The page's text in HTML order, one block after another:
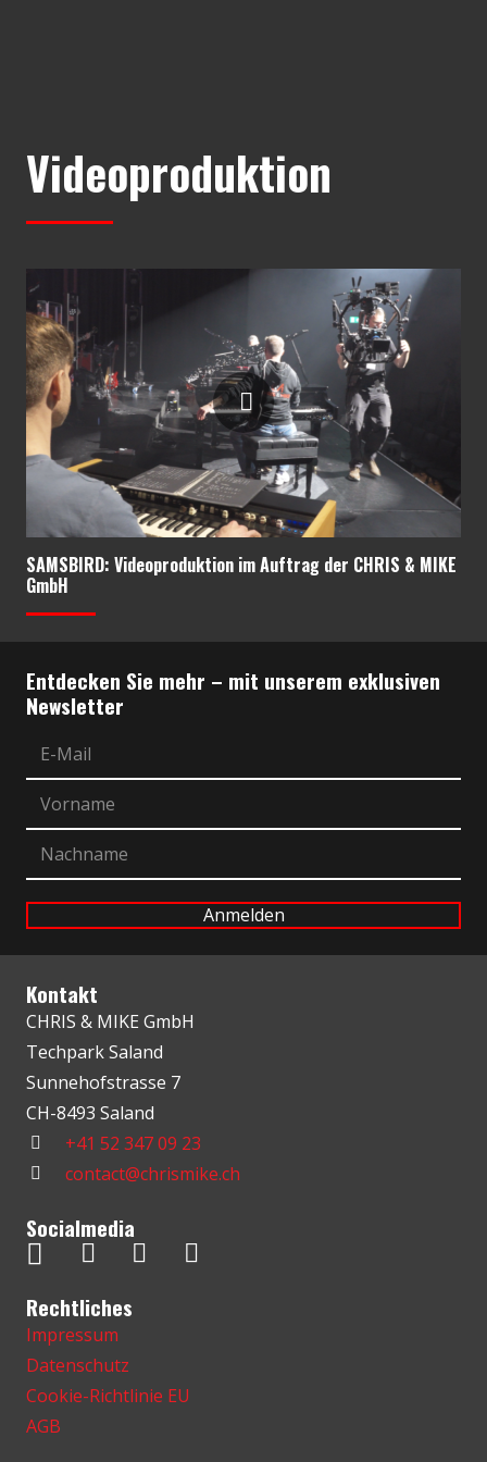
Videoproduktion
SAMSBIRD: Videoproduktion im Auftrag der CHRIS & MIKE
GmbH
Entdecken Sie mehr – mit unserem exklusiven
Newsletter
Kontakt
CHRIS & MIKE GmbH
Techpark Saland
Sunnehofstrasse 7
CH-8493 Saland
+41 52 347 09 23
contact@chrismike.ch
Socialmedia
Rechtliches
Impressum
Datenschutz
Cookie-Richtlinie EU
AGB